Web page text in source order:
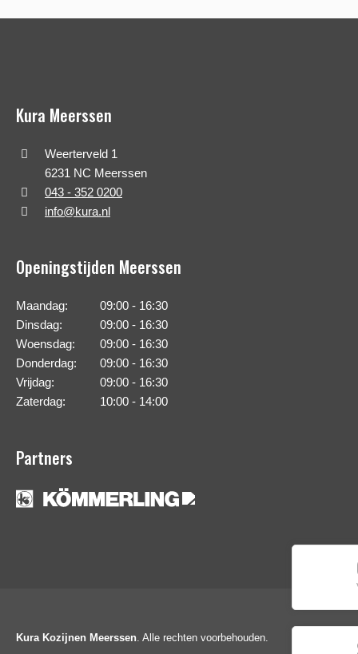
Kura Meerssen
Weerterveld 1
6231 NC Meerssen
043 - 352 0200
info@kura.nl
Openingstijden Meerssen
Maandag:
09:00 - 16:30
Dinsdag:
09:00 - 16:30
Woensdag:
09:00 - 16:30
Donderdag:
09:00 - 16:30
Vrijdag:
09:00 - 16:30
Zaterdag:
10:00 - 14:00
Partners
Kura Kozijnen Meerssen . Alle rechten voorbehouden.